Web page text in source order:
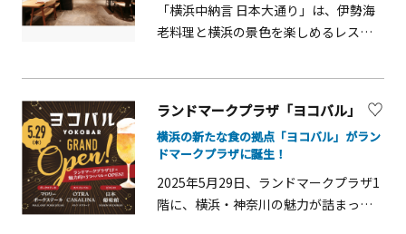
「横浜中納言 日本大通り」は、伊勢海
老料理と横浜の景色を楽しめるレスト
は、まるで絵画のような景観を楽しめ
日本の趣とモダンなデザインが融合し
た、落ち着いた雰囲気を醸し出してい
ます。席はすべてテーブル席で、窓あ
り、無しの個室があります。2～4名様
がけ窓際テーブル席、4～6名様がけ個
ランドマークプラザ「ヨコバル」
横浜の新たな食の拠点「ヨコバル」がラン
ドマークプラザに誕生！
2025年5月29日、ランドマークプラザ1
階に、横浜・神奈川の魅力が詰まった